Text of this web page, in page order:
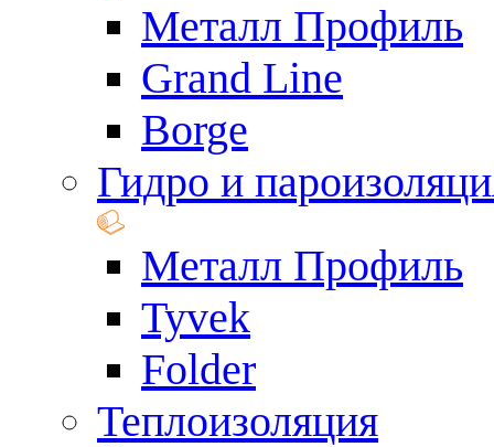
Металл Профиль
Grand Line
Borge
Гидро и
Металл Профиль
Tyvek
Folder
Теплоизоляция